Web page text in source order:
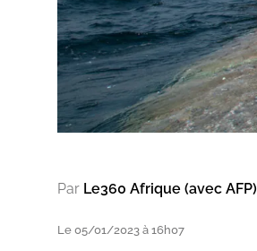
Par Le360 Afrique (avec AFP)
Le 05/01/2023 à 16h07